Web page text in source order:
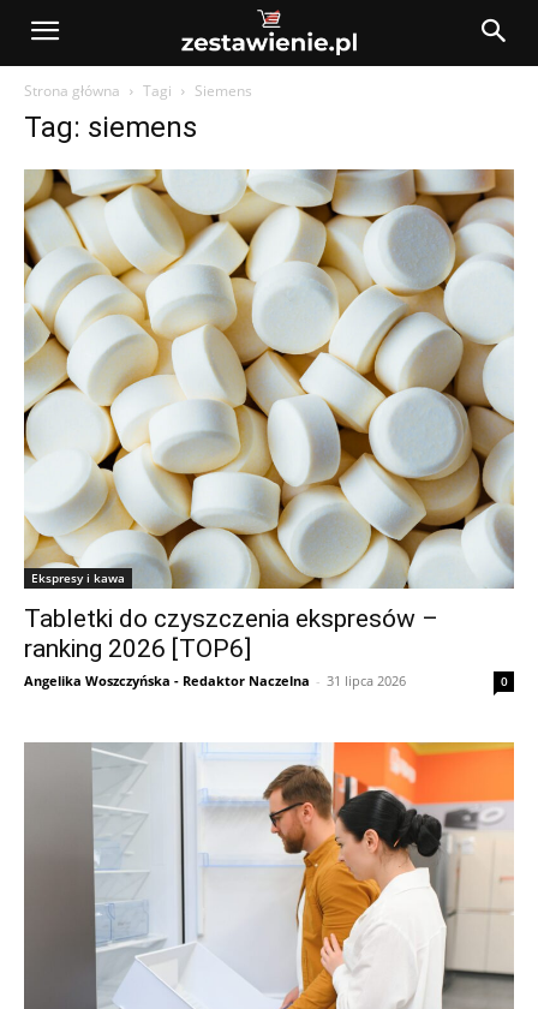
Strona główna Tagi Siemens
Tag: siemens
Ekspresy i kawa
Tabletki do czyszczenia ekspresów –
ranking 2026 [TOP6]
Angelika Woszczyńska - Redaktor Naczelna - 31 lipca 2026 0